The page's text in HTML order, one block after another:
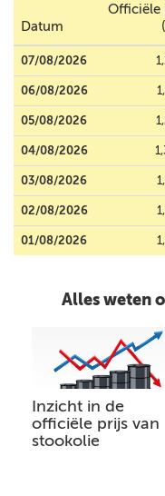
Datum
Officiële
07/08/2026
06/08/2026
05/08/2026
04/08/2026
03/08/2026
02/08/2026
01/08/2026
Alles weten
Inzicht in de
officiële prijs van
stookolie